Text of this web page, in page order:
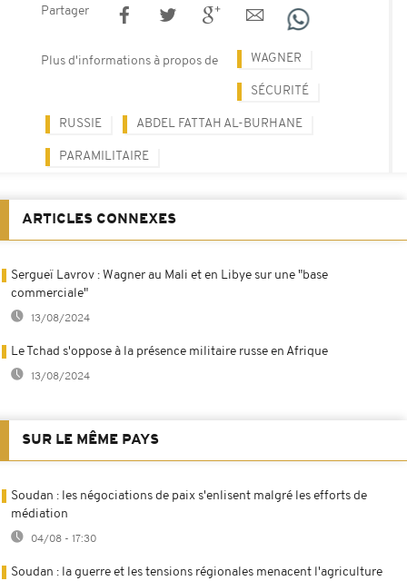
Partager
Plus d'informations à propos de WAGNER
SÉCURITÉ
RUSSIE ABDEL FATTAH AL-BURHANE
PARAMILITAIRE
ARTICLES CONNEXES
Sergueï Lavrov : Wagner au Mali et en Libye sur une "base
commerciale"
13/08/2024
Le Tchad s'oppose à la présence militaire russe en Afrique
13/08/2024
SUR LE MÊME PAYS
Soudan : les négociations de paix s'enlisent malgré les efforts de
médiation
04/08 - 17:30
Soudan : la guerre et les tensions régionales menacent l'agriculture